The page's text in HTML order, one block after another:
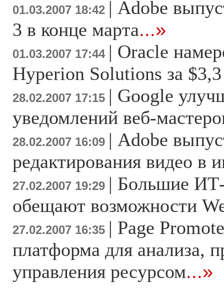
01.03.2007 18:42 | Adobe
3 в конце марта...»
01.03.2007 17:44 | Oracle
Hyperion Solutions за
28.02.2007 17:15 | Google
уведомлений веб-
28.02.2007 16:09 | Adobe
редактирования видео в
27.02.2007 19:29 | Большие
обещают возможности
27.02.2007 16:35 | Page
платформа для анализа,
управления ресурсом...»